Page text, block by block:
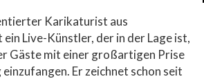
Karikaturist aus
Live-Künstler, der in der Lage ist,
Gäste mit einer großartigen Prise
Er zeichnet schon seit